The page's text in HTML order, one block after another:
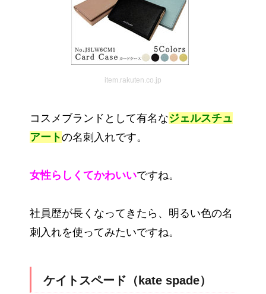
item.rakuten.co.jp
コスメブランドとして有名なジェルスチュ
アートの名刺入れです。
女性らしくてかわいいですね。
社員歴が長くなってきたら、明るい色の名
刺入れを使ってみたいですね。
ケイトスペード（kate spade）